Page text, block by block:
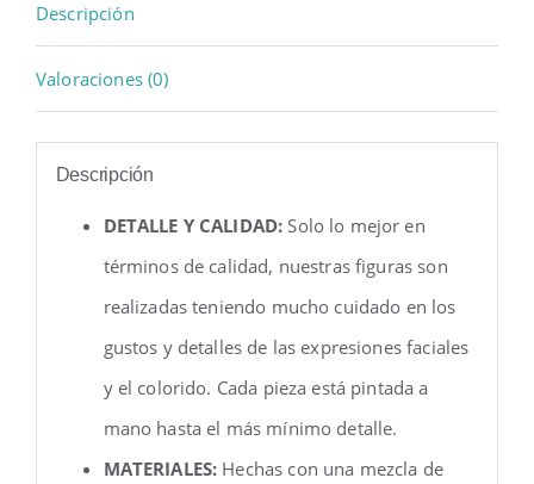
Descripción
Valoraciones (0)
Descripción
DETALLE Y CALIDAD: Solo lo mejor en
términos de calidad, nuestras figuras son
realizadas teniendo mucho cuidado en los
gustos y detalles de las expresiones faciales
y el colorido. Cada pieza está pintada a
mano hasta el más mínimo detalle.
MATERIALES: Hechas con una mezcla de